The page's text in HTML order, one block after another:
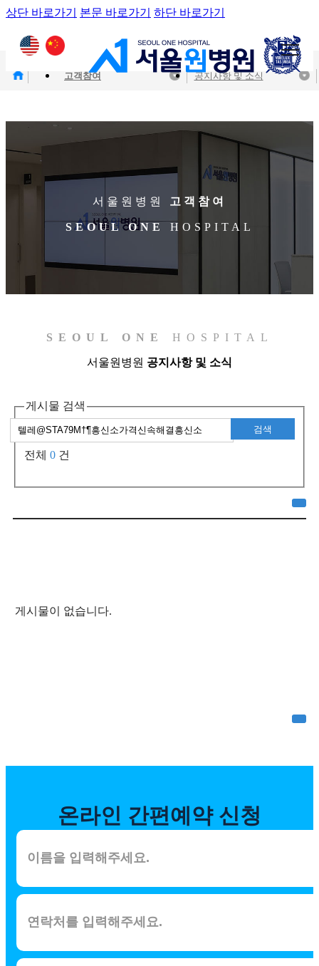
상단 바로가기 본문 바로가기 하단 바로가기
고객참여 공지사항 및 소식
서울원병원 고객참여
SEOUL ONE HOSPITAL
SEOUL ONE HOSPITAL
서울원병원 공지사항 및 소식
게시물 검색
검색
전체 0 건
게시물이 없습니다.
온라인 간편예약 신청